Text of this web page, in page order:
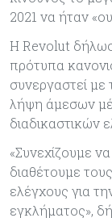
2021 να ήταν
Η Revolut
πρότυπα
συνεργαστεί με
λήψη άμεσων
διαδικαστικών
«Συνεχίζουμε
διαθέτουμε
ελέγχους για
εγκλήματος»,